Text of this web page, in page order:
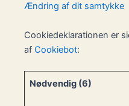
Ændring af dit samtykke
Cookiedeklarationen er
af Cookiebot:
Nødvendig (6)